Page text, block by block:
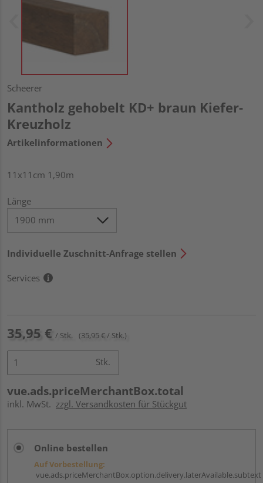
Scheerer
Kantholz gehobelt KD+ braun Kiefer-
Kreuzholz
Artikelinformationen
11x11cm 1,90m
Länge
Individuelle Zuschnitt-Anfrage stellen
Services
35,95 € / Stk. (35,95 € / Stk.)
Stk.
vue.ads.priceMerchantBox.total
inkl. MwSt. zzgl. Versandkosten für Stückgut
Online bestellen
Auf Vorbestellung:
vue.ads.priceMerchantBox.option.delivery.laterAvailable.subtext